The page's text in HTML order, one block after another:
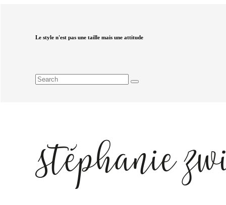
Le style n'est pas une taille mais une attitude